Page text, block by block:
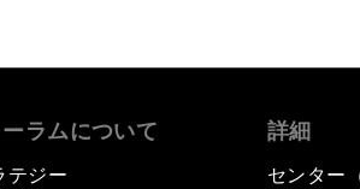
ラムについて
テジー
詳細
センター